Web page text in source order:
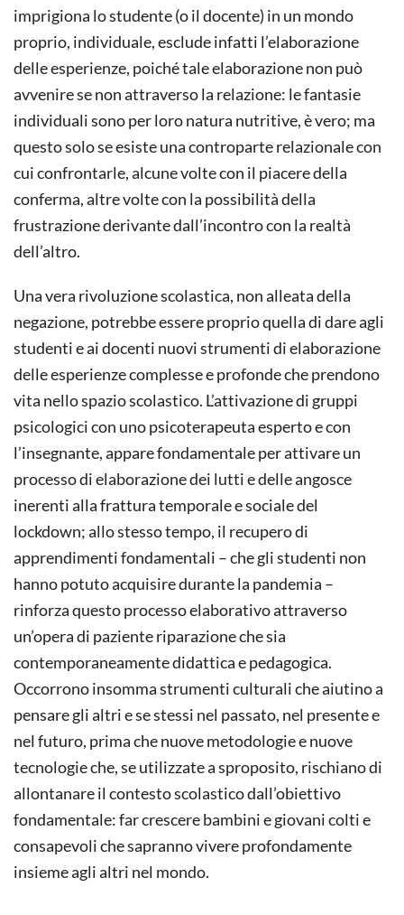
imprigiona lo studente (o il docente) in un mondo
proprio, individuale, esclude infatti l’elaborazione
delle esperienze, poiché tale elaborazione non può
avvenire se non attraverso la relazione: le fantasie
individuali sono per loro natura nutritive, è vero; ma
questo solo se esiste una controparte relazionale con
cui confrontarle, alcune volte con il piacere della
conferma, altre volte con la possibilità della
frustrazione derivante dall’incontro con la realtà
dell’altro.
Una vera rivoluzione scolastica, non alleata della
negazione, potrebbe essere proprio quella di dare agli
studenti e ai docenti nuovi strumenti di elaborazione
delle esperienze complesse e profonde che prendono
vita nello spazio scolastico. L’attivazione di gruppi
psicologici con uno psicoterapeuta esperto e con
l’insegnante, appare fondamentale per attivare un
processo di elaborazione dei lutti e delle angosce
inerenti alla frattura temporale e sociale del
lockdown; allo stesso tempo, il recupero di
apprendimenti fondamentali – che gli studenti non
hanno potuto acquisire durante la pandemia –
rinforza questo processo elaborativo attraverso
un’opera di paziente riparazione che sia
contemporaneamente didattica e pedagogica.
Occorrono insomma strumenti culturali che aiutino a
pensare gli altri e se stessi nel passato, nel presente e
nel futuro, prima che nuove metodologie e nuove
tecnologie che, se utilizzate a sproposito, rischiano di
allontanare il contesto scolastico dall’obiettivo
fondamentale: far crescere bambini e giovani colti e
consapevoli che sapranno vivere profondamente
insieme agli altri nel mondo.